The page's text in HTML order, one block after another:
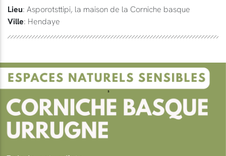
Lieu: Asporotsttipi, la maison de la Corniche basque
Ville: Hendaye